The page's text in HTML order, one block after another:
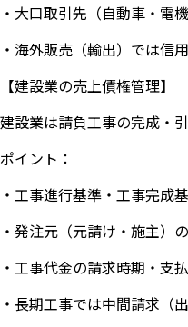
・大口取引先（自動車・電
・海外販売（輸出）では信
【建設業の売上債権管理】
建設業は請負工事の完成・
ポイント：
・工事進行基準・工事完成
・発注元（元請け・施主）
・工事代金の請求時期・支
・長期工事では中間請求（